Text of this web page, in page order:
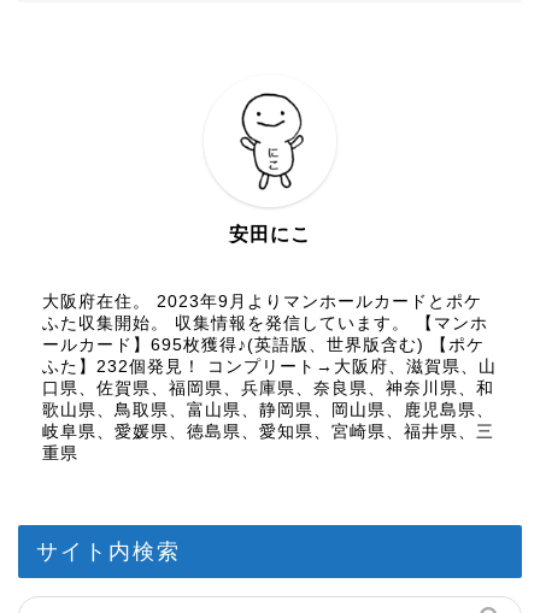
安田にこ
大阪府在住。 2023年9月よりマンホールカードとポケ
ふた収集開始。 収集情報を発信しています。 【マンホ
ールカード】695枚獲得♪(英語版、世界版含む) 【ポケ
ふた】232個発見！ コンプリート→大阪府、滋賀県、山
口県、佐賀県、福岡県、兵庫県、奈良県、神奈川県、和
歌山県、鳥取県、富山県、静岡県、岡山県、鹿児島県、
岐阜県、愛媛県、徳島県、愛知県、宮崎県、福井県、三
重県
サイト内検索